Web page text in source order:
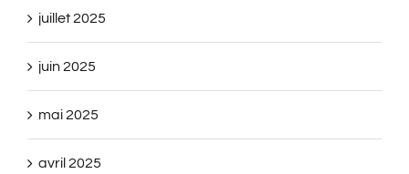
juillet 2025
juin 2025
mai 2025
avril 2025